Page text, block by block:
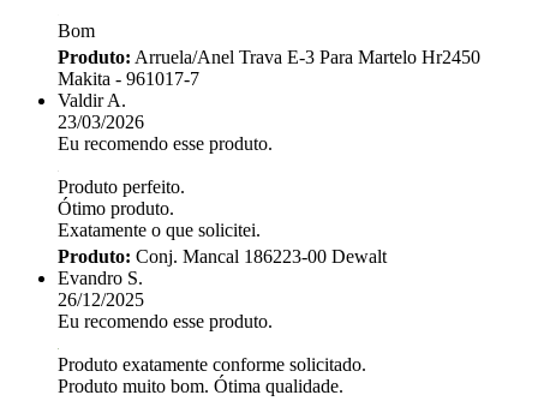
Bom
Produto: Arruela/Anel Trava E-3 Para Martelo Hr2450
Makita - 961017-7
Valdir A.
23/03/2026
Eu recomendo esse produto.
Produto perfeito.
Ótimo produto.
Exatamente o que solicitei.
Produto: Conj. Mancal 186223-00 Dewalt
Evandro S.
26/12/2025
Eu recomendo esse produto.
Produto exatamente conforme solicitado.
Produto muito bom. Ótima qualidade.